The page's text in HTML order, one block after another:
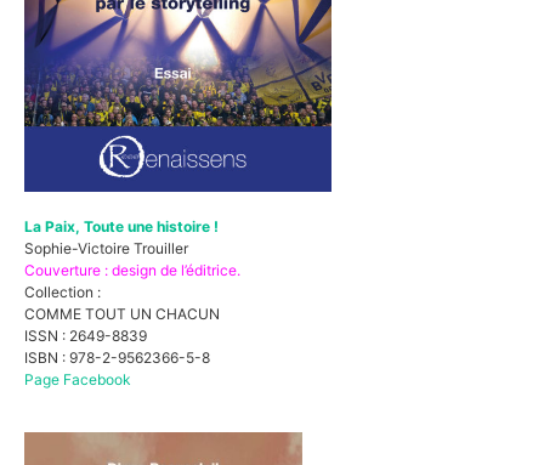
La Paix, Toute une histoire !
Sophie-Victoire Trouiller
Couverture : design de l’éditrice.
Collection :
COMME TOUT UN CHACUN
ISSN : 2649-8839
ISBN : 978-2-9562366-5-8
Page Facebook